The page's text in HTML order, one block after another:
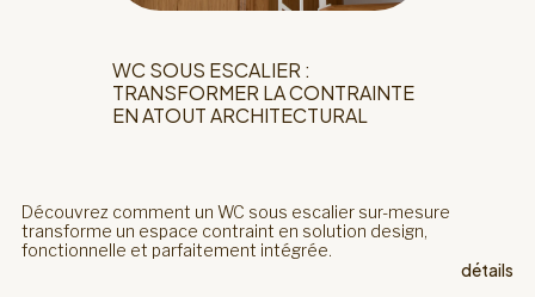
WC SOUS ESCALIER :
TRANSFORMER LA CONTRAINTE
EN ATOUT ARCHITECTURAL
Découvrez comment un WC sous escalier sur-mesure
transforme un espace contraint en solution design,
fonctionnelle et parfaitement intégrée.
détails